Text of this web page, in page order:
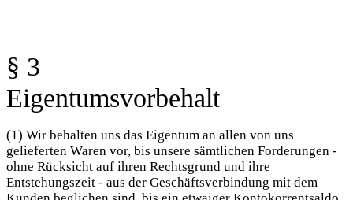
§ 3
Eigentumsvorbehalt
(1) Wir behalten uns das Eigentum an allen von uns
gelieferten Waren vor, bis unsere sämtlichen Forderungen -
ohne Rücksicht auf ihren Rechtsgrund und ihre
Entstehungszeit - aus der Geschäftsverbindung mit dem